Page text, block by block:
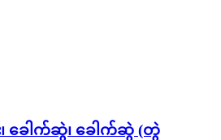
၊ ခေါက်ဆွဲ၊ ခေါက်ဆွဲ (တွဲ